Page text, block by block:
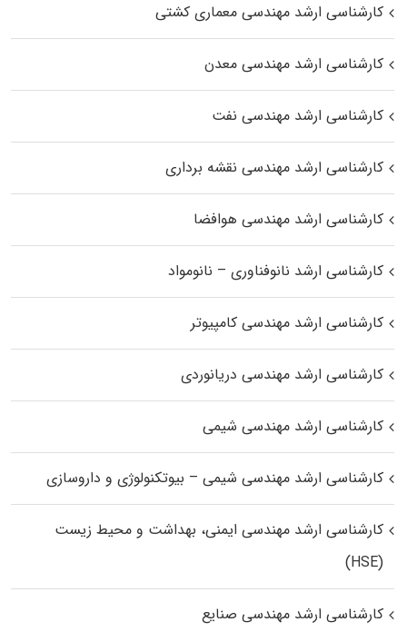
کارشناسی ارشد مهندسی معماری کشتی
کارشناسی ارشد مهندسی معدن
کارشناسی ارشد مهندسی نفت
کارشناسی ارشد مهندسی نقشه برداری
کارشناسی ارشد مهندسی هوافضا
کارشناسی ارشد نانوفناوری – نانومواد
کارشناسی ارشد مهندسی کامپیوتر
کارشناسی ارشد مهندسی دریانوردی
کارشناسی ارشد مهندسی شیمی
کارشناسی ارشد مهندسی شیمی – بیوتکنولوژی و داروسازی
کارشناسی ارشد مهندسی ایمنی، بهداشت و محیط زیست
(HSE)
کارشناسی ارشد مهندسی صنایع